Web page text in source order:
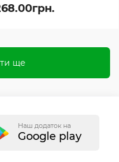
ще
Наш додаток на
Google play